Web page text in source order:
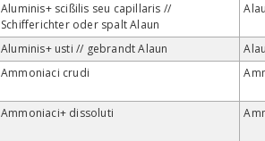
Aluminis+ scißilis seu capillaris //
Schifferichter oder spalt Alaun
Aluminis+ usti // gebrandt Alaun
Ammoniaci crudi
Ammoniaci+ dissoluti